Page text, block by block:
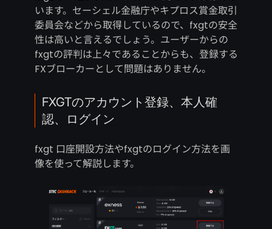
います。セーシェル金融庁やキプロス賞金取引
委員会などから取得しているので、fxgtの安全
性は高いと言えるでしょう。ユーザーからの
fxgtの評判は上々であることからも、登録する
FXブローカーとして問題はありません。
FXGTのアカウント登録、本人確
認、ログイン
fxgt 口座開設方法やfxgtのログイン方法を画
像を使って解説します。